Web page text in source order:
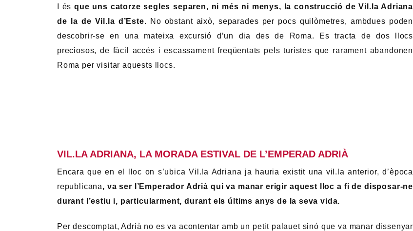
de la de Vil.la d’Este. No obstant això, separades per pocs quilòmetres, ambdues poden
descobrir-se en una mateixa excursió d’un dia des de Roma. Es tracta de dos llocs
preciosos, de fàcil accés i escassament freqüentats pels turistes que rarament abandonen
Roma per visitar aquests llocs.